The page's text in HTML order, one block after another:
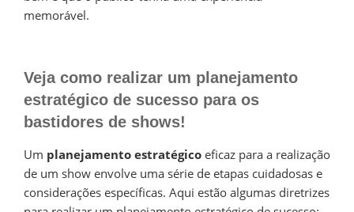
memorável.
Veja como realizar um planejamento
estratégico de sucesso para os
bastidores de shows!
Um planejamento estratégico eficaz para a realização
de um show envolve uma série de etapas cuidadosas e
considerações específicas. Aqui estão algumas diretrizes